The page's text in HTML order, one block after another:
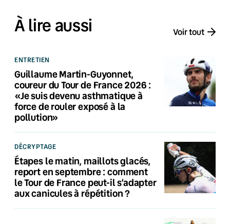
À lire aussi Voir tout
ENTRETIEN
Guillaume Martin-Guyonnet,
coureur du Tour de France 2026 :
«Je suis devenu asthmatique à
force de rouler exposé à la
pollution»
DÉCRYPTAGE
Étapes le matin, maillots glacés,
report en septembre : comment
le Tour de France peut-il s’adapter
aux canicules à répétition ?